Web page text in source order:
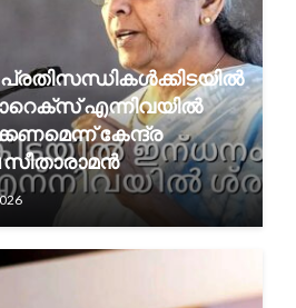
എന്നിവയിൽ
കേന്ദ്ര
സീതാരാമൻ